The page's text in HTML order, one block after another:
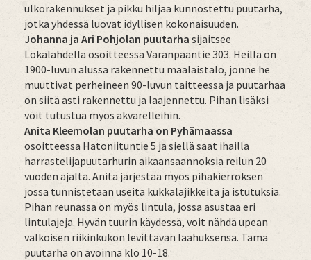
ulkorakennukset ja pikku hiljaa kunnostettu puutarha,
jotka yhdessä luovat idyllisen kokonaisuuden.
Johanna ja Ari Pohjolan puutarha sijaitsee
Lokalahdella osoitteessa Varanpääntie 303. Heillä on
1900-luvun alussa rakennettu maalaistalo, jonne he
muuttivat perheineen 90-luvun taitteessa ja puutarhaa
on siitä asti rakennettu ja laajennettu. Pihan lisäksi
voit tutustua myös akvarelleihin.
Anita Kleemolan puutarha on Pyhämaassa
osoitteessa Hatoniituntie 5 ja siellä saat ihailla
harrastelijapuutarhurin aikaansaannoksia reilun 20
vuoden ajalta. Anita järjestää myös pihakierroksen
jossa tunnistetaan useita kukkalajikkeita ja istutuksia.
Pihan reunassa on myös lintula, jossa asustaa eri
lintulajeja. Hyvän tuurin käydessä, voit nähdä upean
valkoisen riikinkukon levittävän laahuksensa. Tämä
puutarha on avoinna klo 10-18.